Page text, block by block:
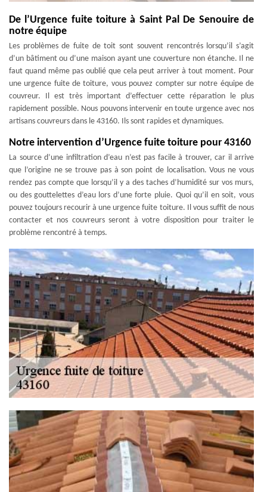
De l’Urgence fuite toiture à Saint Pal De Senouire de
notre équipe
Les problèmes de fuite de toit sont souvent rencontrés lorsqu’il s’agit
d’un bâtiment ou d’une maison ayant une couverture non étanche. Il ne
faut quand même pas oublié que cela peut arriver à tout moment. Pour
une urgence fuite de toiture, vous pouvez compter sur notre équipe de
couvreur. Il est très important d’effectuer cette réparation le plus
rapidement possible. Nous pouvons intervenir en toute urgence avec nos
artisans couvreurs dans le 43160. Ils sont rapides et dynamiques.
Notre intervention d’Urgence fuite toiture pour 43160
La source d’une infiltration d’eau n’est pas facile à trouver, car il arrive
que l’origine ne se trouve pas à son point de localisation. Vous ne vous
rendez pas compte que lorsqu’il y a des taches d’humidité sur vos murs,
ou des gouttelettes d’eau lors d’une forte pluie. Quoi qu’il en soit, vous
pouvez toujours recourir à une urgence fuite toiture. Il vous suffit de nous
contacter et nos couvreurs seront à votre disposition pour traiter le
problème rencontré à temps.